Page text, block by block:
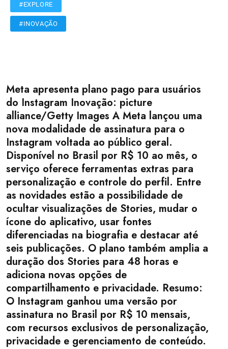
#EXPLORE
#INOVAÇÃO
Meta apresenta plano pago para usuários
do Instagram Inovação: picture
alliance/Getty Images A Meta lançou uma
nova modalidade de assinatura para o
Instagram voltada ao público geral.
Disponível no Brasil por R$ 10 ao mês, o
serviço oferece ferramentas extras para
personalização e controle do perfil. Entre
as novidades estão a possibilidade de
ocultar visualizações de Stories, mudar o
ícone do aplicativo, usar fontes
diferenciadas na biografia e destacar até
seis publicações. O plano também amplia a
duração dos Stories para 48 horas e
adiciona novas opções de
compartilhamento e privacidade. Resumo:
O Instagram ganhou uma versão por
assinatura no Brasil por R$ 10 mensais,
com recursos exclusivos de personalização,
privacidade e gerenciamento de conteúdo.